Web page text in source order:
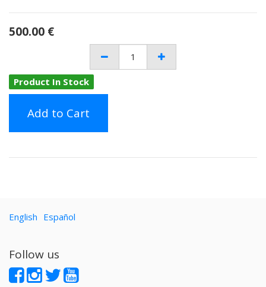
500.00 €
Product In Stock
Add to Cart
English Español
Follow us